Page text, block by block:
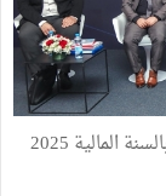
انعقدت الجلسة العامة العادية لـ BHبنك والمتعلقة بالسنة المالية 2025